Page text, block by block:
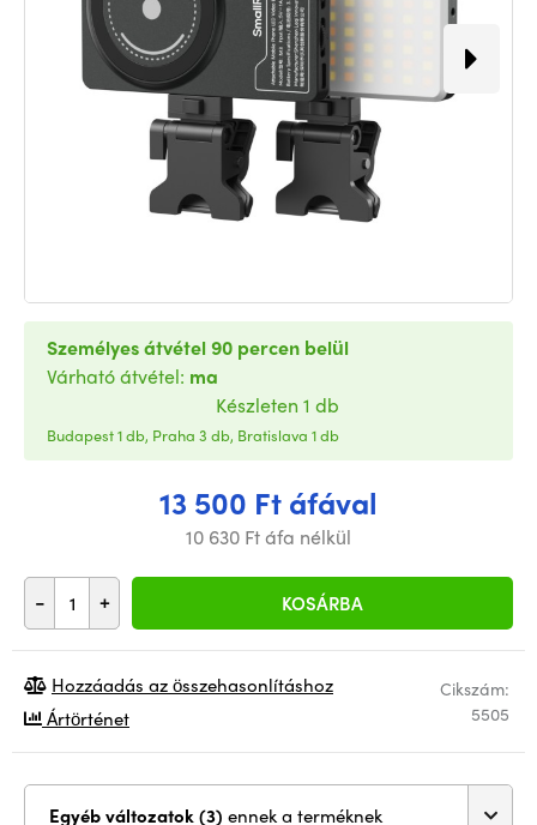
13 500 Ft áfával
10 630 Ft áfa nélkül
- + KOSÁRBA
Személyes átvétel 90 percen belül
Várható átvétel: ma
Készleten 1 db
Budapest 1 db, Praha 3 db, Bratislava 1 db
Cikszám:
5505
Hozzáadás az összehasonlításhoz
Ártörténet
Egyéb változatok (3) ennek a terméknek